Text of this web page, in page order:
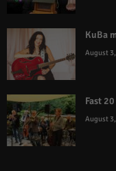
KuBa
August
Fast
August